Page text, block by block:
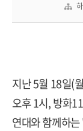
지난 5월 18일(
오후 1시, 방화
연대와 함께하